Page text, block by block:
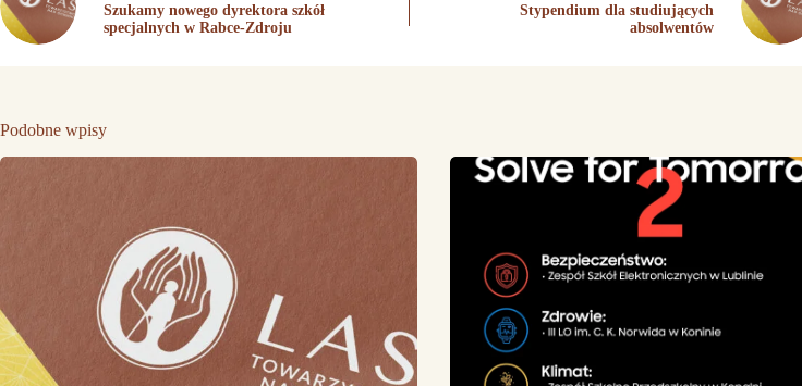
Szukamy nowego dyrektora szkół
specjalnych w Rabce-Zdroju
Stypendium dla studiujących
absolwentów
Podobne wpisy